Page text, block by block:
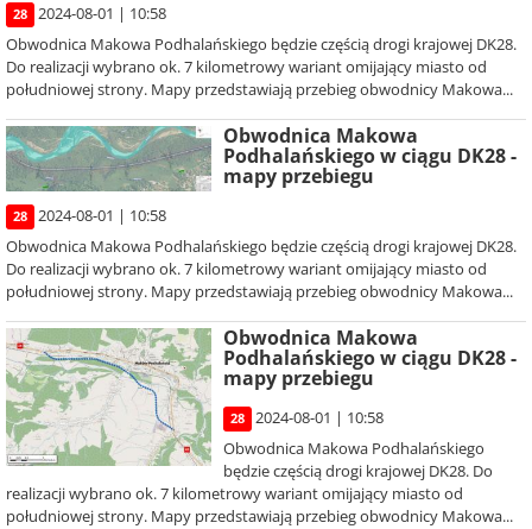
28
2024-08-01 | 10:58
Obwodnica Makowa Podhalańskiego będzie częścią drogi krajowej DK28.
Do realizacji wybrano ok. 7 kilometrowy wariant omijający miasto od
południowej strony. Mapy przedstawiają przebieg obwodnicy Makowa...
Obwodnica Makowa
Podhalańskiego w ciągu DK28 -
mapy przebiegu
28
2024-08-01 | 10:58
Obwodnica Makowa Podhalańskiego będzie częścią drogi krajowej DK28.
Do realizacji wybrano ok. 7 kilometrowy wariant omijający miasto od
południowej strony. Mapy przedstawiają przebieg obwodnicy Makowa...
Obwodnica Makowa
Podhalańskiego w ciągu DK28 -
mapy przebiegu
28
2024-08-01 | 10:58
Obwodnica Makowa Podhalańskiego
będzie częścią drogi krajowej DK28. Do
realizacji wybrano ok. 7 kilometrowy wariant omijający miasto od
południowej strony. Mapy przedstawiają przebieg obwodnicy Makowa...